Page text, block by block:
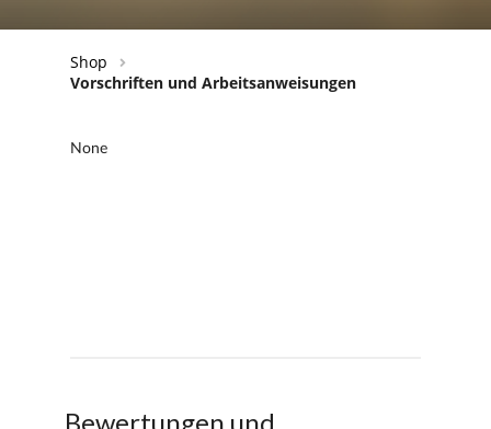
Shop
Vorschriften und Arbeitsanweisungen
Bewertungen und